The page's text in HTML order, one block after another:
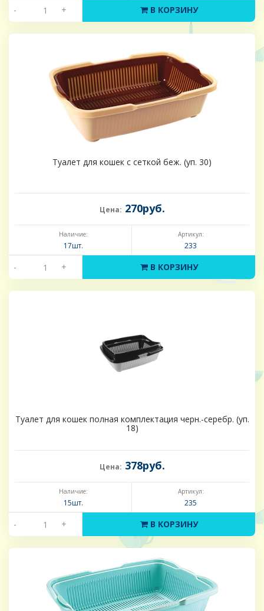
- + В КОРЗИНУ
Туалет для кошек с сеткой беж. (уп. 30)
Цена: 270руб.
Наличие:
17шт.
Артикул:
233
- + В КОРЗИНУ
Туалет для кошек полная комплектация черн.-серебр. (уп.
18)
Цена: 378руб.
Наличие:
15шт.
Артикул:
235
- + В КОРЗИНУ